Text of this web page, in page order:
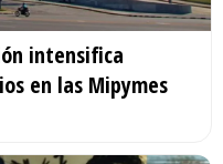
intensifica
en las Mipymes